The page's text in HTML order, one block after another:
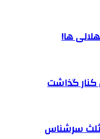
ها!
کنار گذاشت
سرشناس